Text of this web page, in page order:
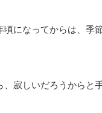
になってからは、季
寂しいだろうからと